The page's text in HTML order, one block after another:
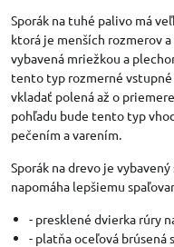
Sporák na tuhé palivo má
ktorá je menších rozmerov
vybavená mriežkou a
tento typ rozmerné vstupné
vkladať polená až o
pohľadu bude tento typ
pečením a varením.
Sporák na drevo je
napomáha lepšiemu
- presklené dvierka rúry
- platňa oceľová brúsená